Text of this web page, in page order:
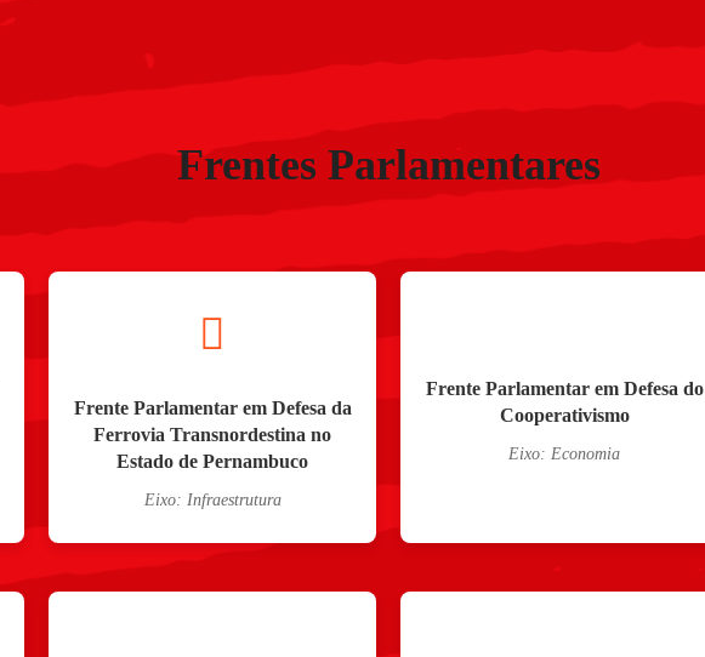
Frentes Parlamentares
Frente Parlamentar em Defesa da
Ferrovia Transnordestina no
Estado de Pernambuco
Eixo: Infraestrutura
Frente Parlamentar em Defesa do
Cooperativismo
Eixo: Economia